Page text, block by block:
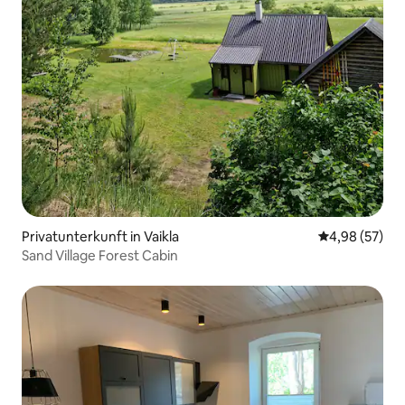
Privatunterkunft in Vaikla
4,98 (57)
Sand Village Forest Cabin